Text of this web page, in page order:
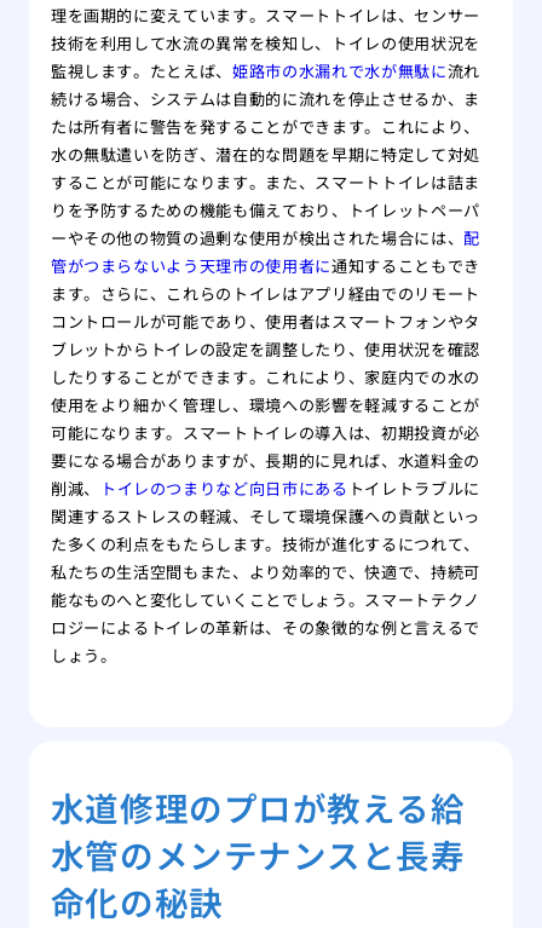
理を画期的に変えています。スマートトイレは、センサー
技術を利用して水流の異常を検知し、トイレの使用状況を
監視します。たとえば、姫路市の水漏れで水が無駄に流れ
続ける場合、システムは自動的に流れを停止させるか、ま
たは所有者に警告を発することができます。これにより、
水の無駄遣いを防ぎ、潜在的な問題を早期に特定して対処
することが可能になります。また、スマートトイレは詰ま
りを予防するための機能も備えており、トイレットペーパ
ーやその他の物質の過剰な使用が検出された場合には、配
管がつまらないよう天理市の使用者に通知することもでき
ます。さらに、これらのトイレはアプリ経由でのリモート
コントロールが可能であり、使用者はスマートフォンやタ
ブレットからトイレの設定を調整したり、使用状況を確認
したりすることができます。これにより、家庭内での水の
使用をより細かく管理し、環境への影響を軽減することが
可能になります。スマートトイレの導入は、初期投資が必
要になる場合がありますが、長期的に見れば、水道料金の
削減、
トイレのつまりなど向日市にある トイレトラブルに
関連するストレスの軽減、そして環境保護への貢献といっ
た多くの利点をもたらします。技術が進化するにつれて、
私たちの生活空間もまた、より効率的で、快適で、持続可
能なものへと変化していくことでしょう。スマートテクノ
ロジーによるトイレの革新は、その象徴的な例と言えるで
しょう。
水道修理のプロが教える給
水管のメンテナンスと長寿
命化の秘訣